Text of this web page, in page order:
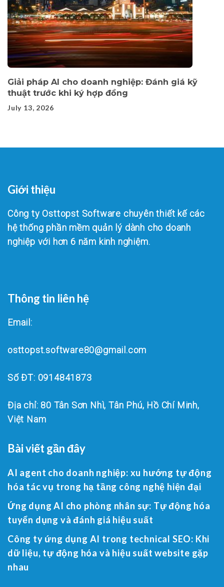
Giải pháp AI cho doanh nghiệp: Đánh giá kỹ
thuật trước khi ký hợp đồng
July 13, 2026
Giới thiệu
Công ty Osttopst Software chuyên thiết kế các
hệ thống phần mềm quản lý dành cho doanh
nghiệp với hơn 6 năm kinh nghiệm.
Thông tin liên hệ
Email:
osttopst.software80@gmail.com
Số ĐT: 0914841873
Địa chỉ: 80 Tân Sơn Nhì, Tân Phú, Hồ Chí Minh,
Việt Nam
Bài viết gần đây
AI agent cho doanh nghiệp: xu hướng tự động
hóa tác vụ trong hạ tầng công nghệ hiện đại
Ứng dụng AI cho phòng nhân sự: Tự động hóa
tuyển dụng và đánh giá hiệu suất
Công ty ứng dụng AI trong technical SEO: Khi
dữ liệu, tự động hóa và hiệu suất website gặp
nhau